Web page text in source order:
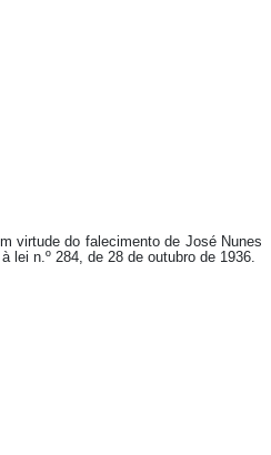
virtude do falecimento de José Nunes
lei n.º 284, de 28 de outubro de 1936.